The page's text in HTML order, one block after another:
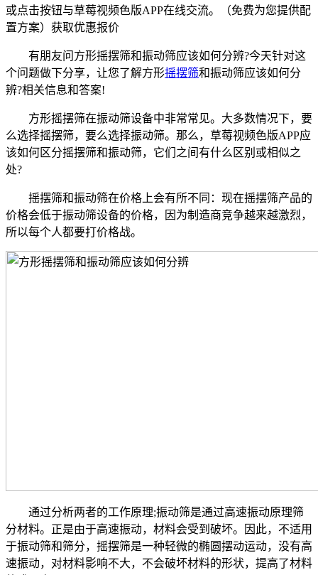
或点击按钮与草莓视频色版APP在线交流。（免费为您提供配
置方案） 获取优惠报价
有朋友问方形摇摆筛和振动筛应该如何分辨?今天针对这
个问题做下分享，让您了解方形摇摆筛和振动筛应该如何分
辨?相关信息和答案!
方形摇摆筛在振动筛设备中非常常见。大多数情况下，要
么选择摇摆筛，要么选择振动筛。那么，草莓视频色版APP应
该如何区分摇摆筛和振动筛，它们之间有什么区别或相似之
处?
摇摆筛和振动筛在价格上会有所不同：现在摇摆筛产品的
价格会低于振动筛设备的价格，因为制造商竞争越来越激烈，
所以每个人都要打价格战。
通过分析两者的工作原理;振动筛是通过高速振动原理筛
分材料。正是由于高速振动，材料会受到破坏。因此，不适用
于振动筛和筛分，摇摆筛是一种轻微的椭圆摆动运动，没有高
速振动，对材料影响不大，不会破坏材料的形状，提高了材料